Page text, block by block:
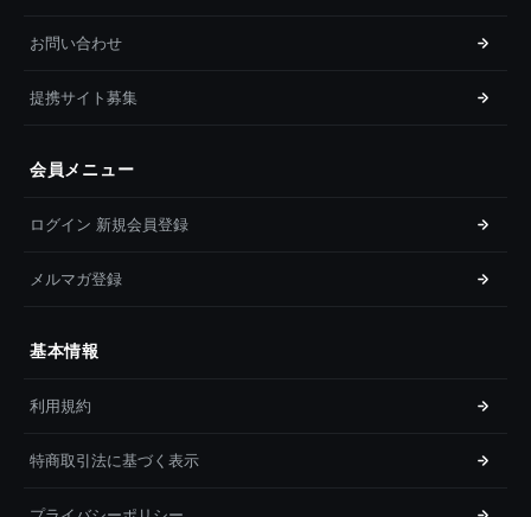
お問い合わせ
提携サイト募集
会員メニュー
ログイン 新規会員登録
メルマガ登録
基本情報
利用規約
特商取引法に基づく表示